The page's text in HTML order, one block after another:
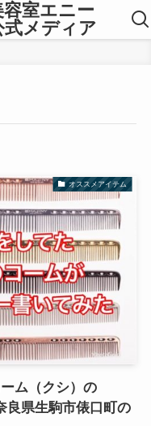
容室エニー
メディア
オススメアイテム
ム（クシ）の
良県生駒市俵口町の